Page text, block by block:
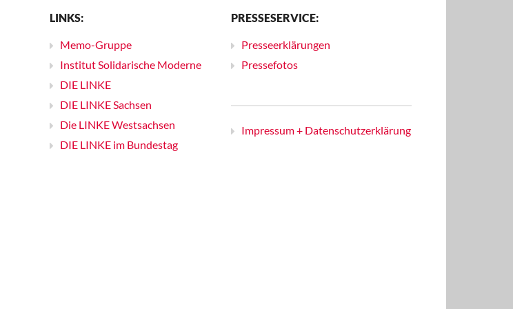
LINKS:
Memo-Gruppe
Institut Solidarische Moderne
DIE LINKE
DIE LINKE Sachsen
Die LINKE Westsachsen
DIE LINKE im Bundestag
PRESSESERVICE:
Presseerklärungen
Pressefotos
Impressum + Datenschutzerklärung